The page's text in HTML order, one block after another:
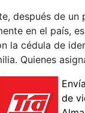
después de
en el país,
la cédula de
Quienes